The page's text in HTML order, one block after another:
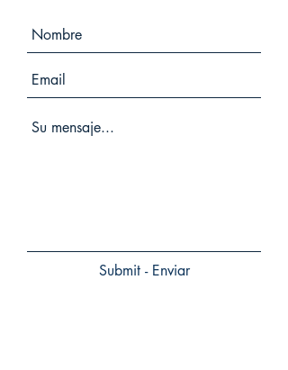
Submit - Enviar